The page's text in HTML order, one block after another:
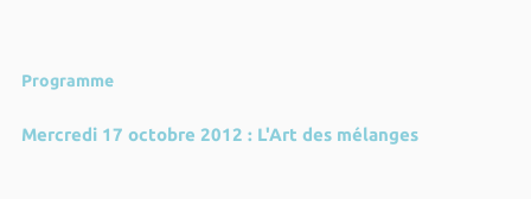
Programme
Mercredi 17 octobre 2012 : L'Art des mélanges